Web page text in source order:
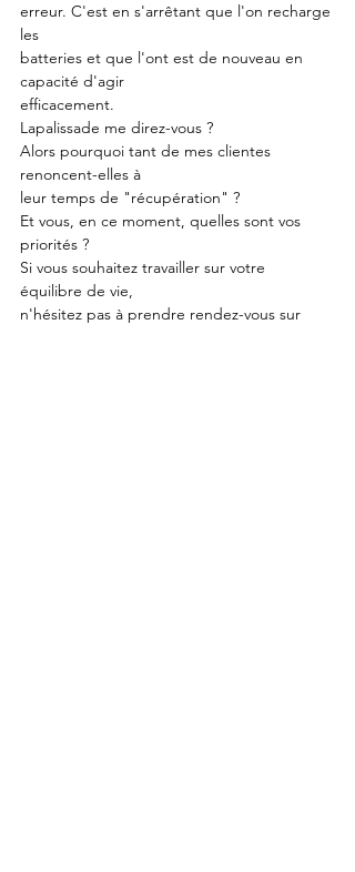
erreur. C'est en s'arrêtant que l'on recharge
les
batteries et que l'ont est de nouveau en
capacité d'agir
efficacement.
Lapalissade me direz-vous ?
Alors pourquoi tant de mes clientes
renoncent-elles à
leur temps de "récupération" ?
Et vous, en ce moment, quelles sont vos
priorités ?
Si vous souhaitez travailler sur votre
équilibre de vie,
n'hésitez pas à prendre rendez-vous sur